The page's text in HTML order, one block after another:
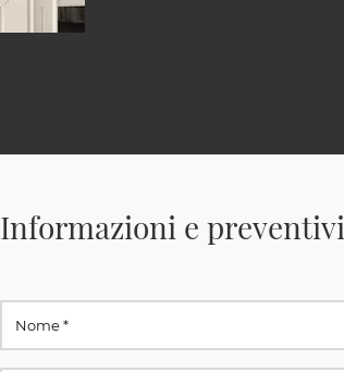
Informazioni e preventivi